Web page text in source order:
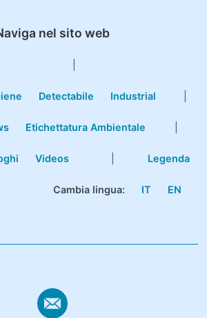
nel sito web
Detectabile Industrial
Etichettatura Ambientale
Videos Legenda
Cambia lingua: IT EN